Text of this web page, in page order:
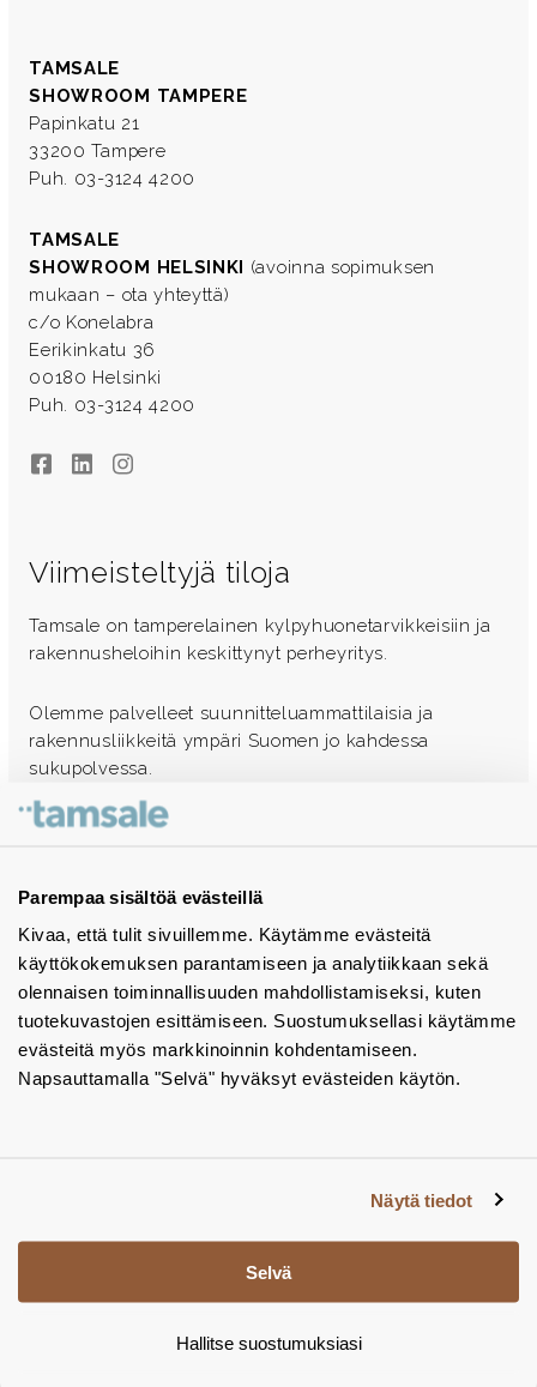
Parempaa sisältöä evästeillä
Kivaa, että tulit sivuillemme. Käytämme evästeitä
käyttökokemuksen parantamiseen ja analytiikkaan sekä
olennaisen toiminnallisuuden mahdollistamiseksi, kuten
tuotekuvastojen esittämiseen. Suostumuksellasi käytämme
evästeitä myös markkinoinnin kohdentamiseen.
Napsauttamalla "Selvä" hyväksyt evästeiden käytön.
Näytä tiedot
Selvä
Hallitse suostumuksiasi
TAMSALE
SHOWROOM TAMPERE
Papinkatu 21
33200 Tampere
Puh. 03-3124 4200
TAMSALE
SHOWROOM HELSINKI (avoinna sopimuksen
mukaan – ota yhteyttä)
c/o Konelabra
Eerikinkatu 36
00180 Helsinki
Puh. 03-3124 4200
FacebookLinkedInInstagram
Viimeisteltyjä tiloja
Tamsale on tamperelainen kylpyhuonetarvikkeisiin ja
rakennusheloihin keskittynyt perheyritys.
Olemme palvelleet suunnitteluammattilaisia ja
rakennusliikkeitä ympäri Suomen jo kahdessa
sukupolvessa.
Ota yhteyttä - autamme mielellämme
Tuotekuvastot
Instagram
BIM-objektit
Yhteystiedot
Tiedotteet